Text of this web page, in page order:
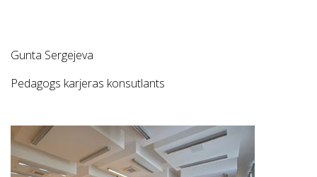
Gunta Sergejeva
Pedagogs karjeras konsutlants